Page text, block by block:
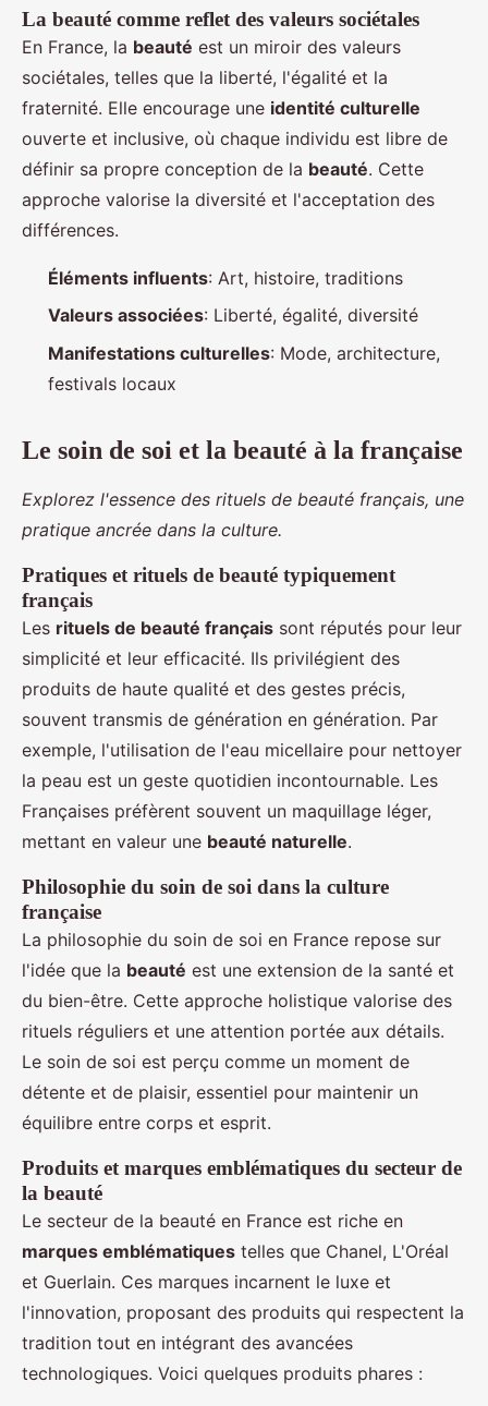
La beauté comme reflet des valeurs sociétales
En France, la beauté est un miroir des valeurs
sociétales, telles que la liberté, l'égalité et la
fraternité. Elle encourage une identité culturelle
ouverte et inclusive, où chaque individu est libre de
définir sa propre conception de la beauté. Cette
approche valorise la diversité et l'acceptation des
différences.
Éléments influents: Art, histoire, traditions
Valeurs associées: Liberté, égalité, diversité
Manifestations culturelles: Mode, architecture,
festivals locaux
Le soin de soi et la beauté à la française
Explorez l'essence des rituels de beauté français, une
pratique ancrée dans la culture.
Pratiques et rituels de beauté typiquement
français
Les rituels de beauté français sont réputés pour leur
simplicité et leur efficacité. Ils privilégient des
produits de haute qualité et des gestes précis,
souvent transmis de génération en génération. Par
exemple, l'utilisation de l'eau micellaire pour nettoyer
la peau est un geste quotidien incontournable. Les
Françaises préfèrent souvent un maquillage léger,
mettant en valeur une beauté naturelle.
Philosophie du soin de soi dans la culture
française
La philosophie du soin de soi en France repose sur
l'idée que la beauté est une extension de la santé et
du bien-être. Cette approche holistique valorise des
rituels réguliers et une attention portée aux détails.
Le soin de soi est perçu comme un moment de
détente et de plaisir, essentiel pour maintenir un
équilibre entre corps et esprit.
Produits et marques emblématiques du secteur de
la beauté
Le secteur de la beauté en France est riche en
marques emblématiques telles que Chanel, L'Oréal
et Guerlain. Ces marques incarnent le luxe et
l'innovation, proposant des produits qui respectent la
tradition tout en intégrant des avancées
technologiques. Voici quelques produits phares :